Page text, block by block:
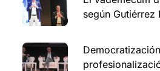
según Gutiérrez